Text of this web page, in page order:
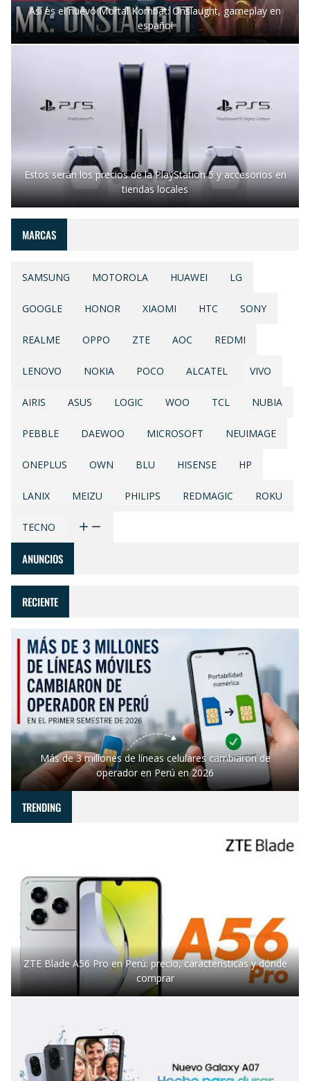
Así es el nuevo Mortal Kombat: Onslaught, gameplay en
español
Estos serán los precios de la PlayStation 5 y accesorios en
tiendas locales
MARCAS
SAMSUNG MOTOROLA HUAWEI LG
GOOGLE HONOR XIAOMI HTC SONY
REALME OPPO ZTE AOC REDMI
LENOVO NOKIA POCO ALCATEL VIVO
AIRIS ASUS LOGIC WOO TCL NUBIA
PEBBLE DAEWOO MICROSOFT NEUIMAGE
ONEPLUS OWN BLU HISENSE HP
LANIX MEIZU PHILIPS REDMAGIC ROKU
TECNO
ANUNCIOS
RECIENTE
Más de 3 millones de líneas celulares cambiaron de
operador en Perú en 2026
TRENDING
ZTE Blade A56 Pro en Perú: precio, características y dónde
comprar